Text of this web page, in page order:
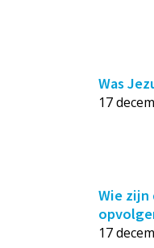
Was
17
Wie zijn
17